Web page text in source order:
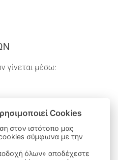
γίνεται μέσω:
Cookies
στον ιστότοπο μας
σύμφωνα με την